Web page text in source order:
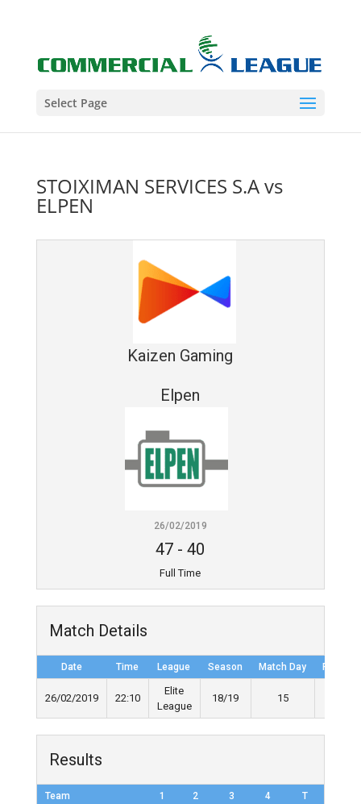
Select Page
STOIXIMAN SERVICES S.A vs
ELPEN
Kaizen Gaming
Elpen
26/02/2019
47 -40
Full Time
Match Details
Date Time League Season Match Day Full
26/02/2019 22:10
Elite
League
18/19 15
Results
Team 1 2 3 4 T